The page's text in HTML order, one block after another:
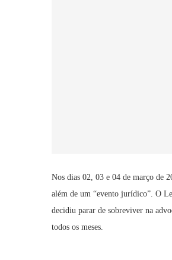
Nos dias 02, 03 e 04 de março de
além de um “evento jurídico”. O
decidiu parar de sobreviver na
todos os meses.